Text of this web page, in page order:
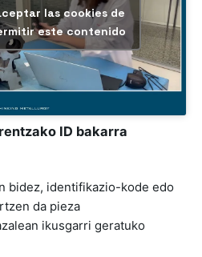
las cookies de
este contenido
ID bakarra
bidez, identifikazio-kode edo
da pieza
ikusgarri geratuko